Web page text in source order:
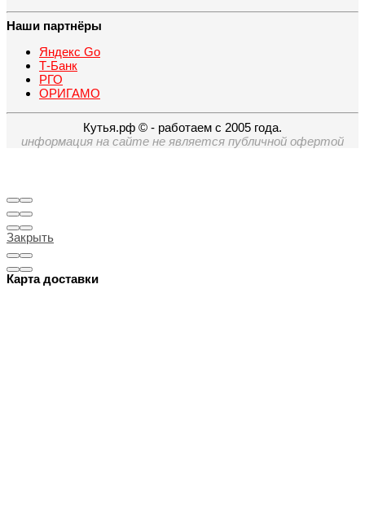
Наши партнёры
Яндекс Go
Т-Банк
РГО
ОРИГАМО
Кутья.рф © - работаем с 2005 года.
информация на сайте не является публичной офертой
Закрыть
Карта доставки